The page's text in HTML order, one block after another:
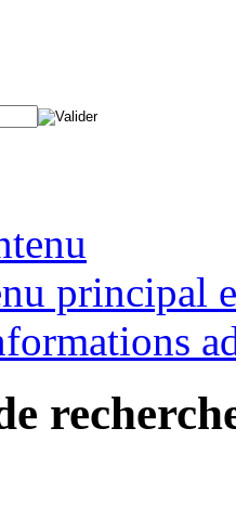
principal